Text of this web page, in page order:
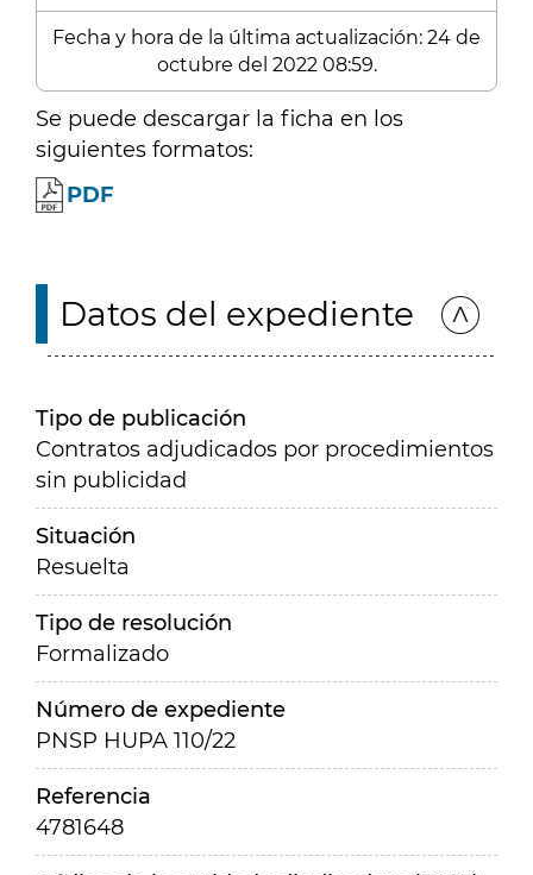
Fecha y hora de la última actualización: 24 de
octubre del 2022 08:59.
Se puede descargar la ficha en los
siguientes formatos:
PDF
Datos del expediente
Tipo de publicación
Contratos adjudicados por procedimientos
sin publicidad
Situación
Resuelta
Tipo de resolución
Formalizado
Número de expediente
PNSP HUPA 110/22
Referencia
4781648